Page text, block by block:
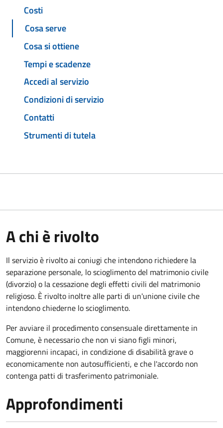
Costi
Cosa serve
Cosa si ottiene
Tempi e scadenze
Accedi al servizio
Condizioni di servizio
Contatti
Strumenti di tutela
A chi è rivolto
Il servizio è rivolto ai coniugi che intendono richiedere la
separazione personale, lo scioglimento del matrimonio civile
(divorzio) o la cessazione degli effetti civili del matrimonio
religioso. È rivolto inoltre alle parti di un'unione civile che
intendono chiederne lo scioglimento.
Per avviare il procedimento consensuale direttamente in
Comune, è necessario che non vi siano figli minori,
maggiorenni incapaci, in condizione di disabilità grave o
economicamente non autosufficienti, e che l'accordo non
contenga patti di trasferimento patrimoniale.
Approfondimenti